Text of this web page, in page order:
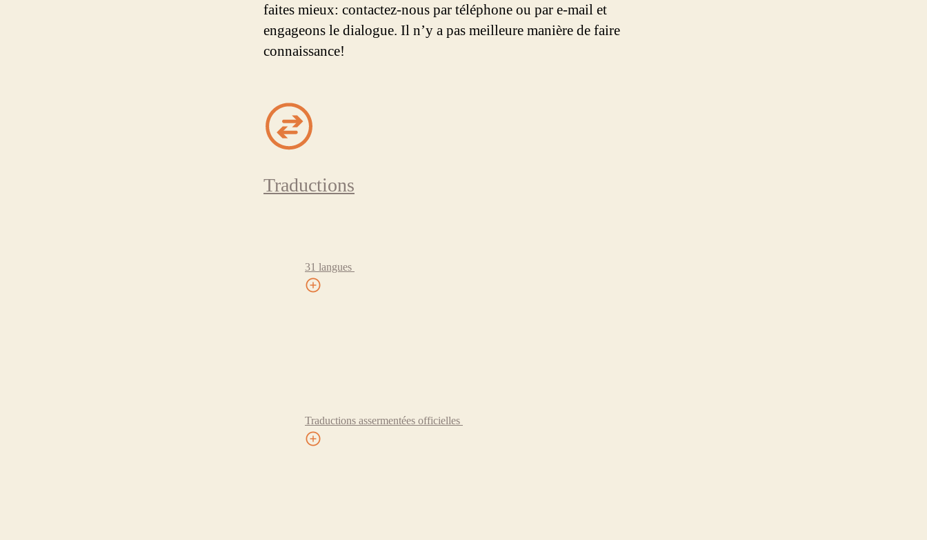
faites mieux: contactez-nous par téléphone ou par e-mail et
engageons le dialogue. Il n’y a pas meilleure manière de faire
connaissance!
Traductions
31 langues
Traductions assermentées officielles